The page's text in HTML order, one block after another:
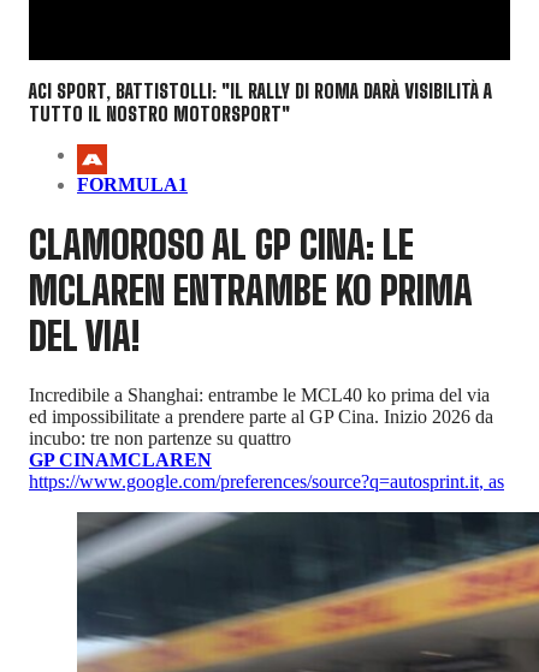
ACI SPORT, BATTISTOLLI: "IL RALLY DI ROMA DARÀ VISIBILITÀ A
TUTTO IL NOSTRO MOTORSPORT"
FORMULA1
CLAMOROSO AL GP CINA: LE
MCLAREN ENTRAMBE KO PRIMA
DEL VIA!
Incredibile a Shanghai: entrambe le MCL40 ko prima del via
ed impossibilitate a prendere parte al GP Cina. Inizio 2026 da
incubo: tre non partenze su quattro
GP CINAMCLAREN
https://www.google.com/preferences/source?q=autosprint.it, as